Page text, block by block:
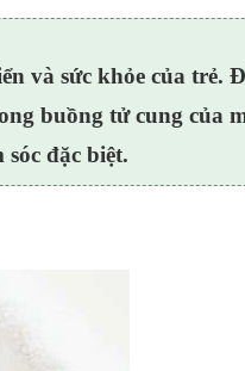
và sức khỏe của trẻ.
buồng tử cung của
đặc biệt.